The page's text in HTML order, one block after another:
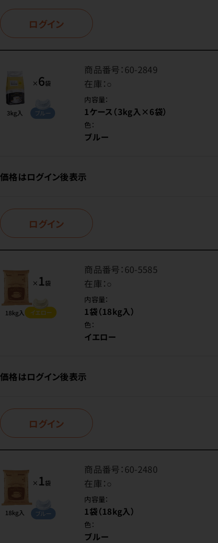
ログイン
商品番号：60-2849
在庫：○
内容量：
1ケース（3kg入×6袋）
色：
ブルー
価格はログイン後表示
ログイン
商品番号：60-5585
在庫：○
内容量：
1袋（18kg入）
色：
イエロー
価格はログイン後表示
ログイン
商品番号：60-2480
在庫：○
内容量：
1袋（18kg入）
色：
ブルー